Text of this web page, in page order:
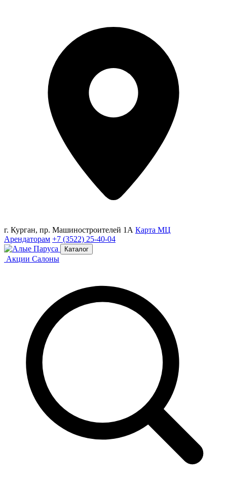
г. Курган, пр. Машиностроителей 1А Карта МЦ
Арендаторам +7 (3522) 25-40-04
Каталог
Акции Салоны